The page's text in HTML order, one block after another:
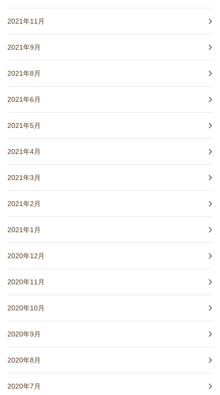
2021年11月
2021年9月
2021年8月
2021年6月
2021年5月
2021年4月
2021年3月
2021年2月
2021年1月
2020年12月
2020年11月
2020年10月
2020年9月
2020年8月
2020年7月